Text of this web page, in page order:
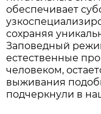
обеспечивает
сохраняя
Заповедный
естественные
человеком,
выживания
подчеркнули в